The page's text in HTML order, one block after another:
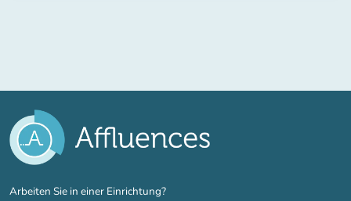
Arbeiten Sie in einer Einrichtung?(new tab)